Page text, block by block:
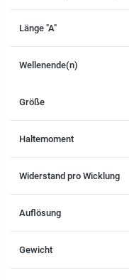
Länge "A"
Wellenende(n)
Größe
Haltemoment
Widerstand pro Wicklung
Auflösung
Gewicht